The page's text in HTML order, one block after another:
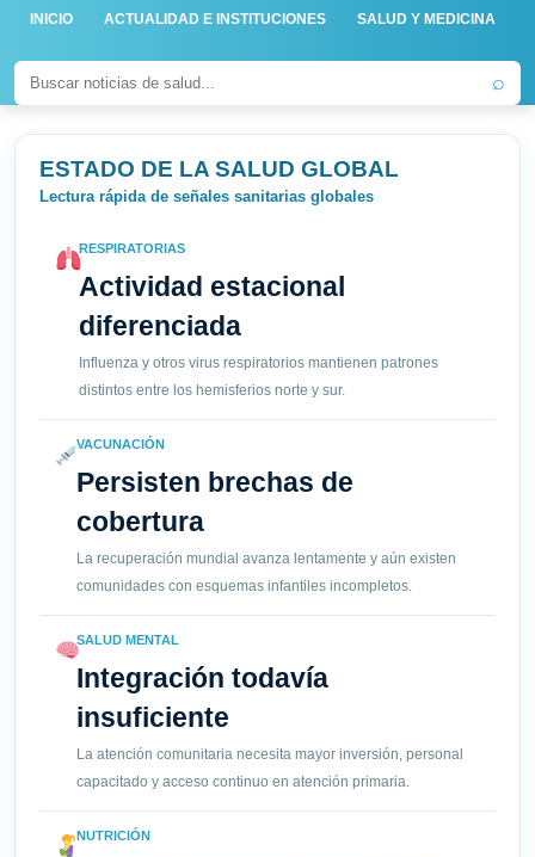
INICIO ACTUALIDAD E INSTITUCIONES SALUD Y MEDICINA
⌕
ESTADO DE LA SALUD GLOBAL
Lectura rápida de señales sanitarias globales
RESPIRATORIAS
Actividad estacional
diferenciada
Influenza y otros virus respiratorios mantienen patrones
distintos entre los hemisferios norte y sur.
VACUNACIÓN
Persisten brechas de
cobertura
La recuperación mundial avanza lentamente y aún existen
comunidades con esquemas infantiles incompletos.
SALUD MENTAL
Integración todavía
insuficiente
La atención comunitaria necesita mayor inversión, personal
capacitado y acceso continuo en atención primaria.
NUTRICIÓN